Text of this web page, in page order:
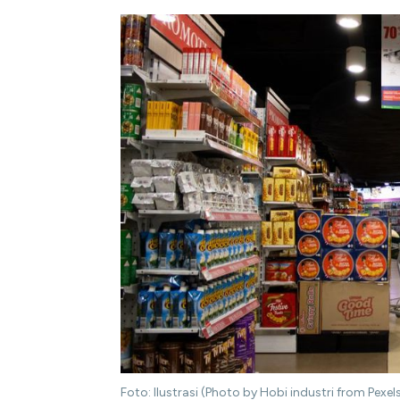
Foto: Ilustrasi (Photo by Hobi industri from